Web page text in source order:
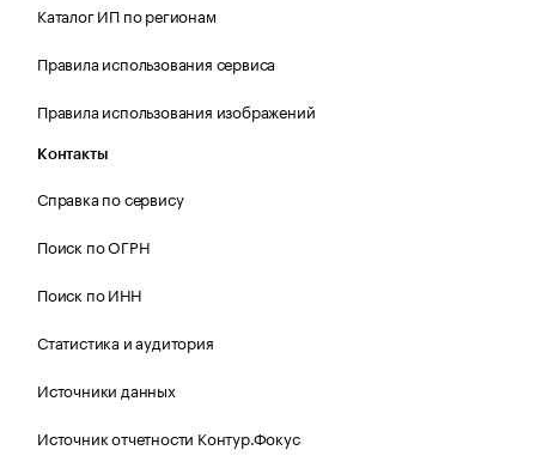
Каталог ИП по регионам
Правила использования сервиса
Правила использования изображений
Контакты
Справка по сервису
Поиск по ОГРН
Поиск по ИНН
Статистика и аудитория
Источники данных
Источник отчетности Контур.Фокус